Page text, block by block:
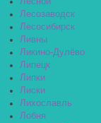
Лесозаводск
Лесосибирск
Ливны
Ликино-Дулёво
Липецк
Липки
Лиски
Лихославль
Лобня